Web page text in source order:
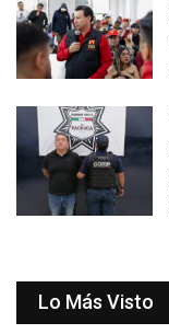
Lo Más Visto